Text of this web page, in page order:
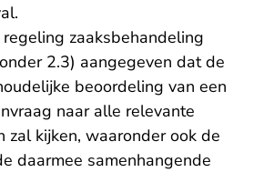
zaaksbehandeling
2.3) aangegeven dat de
beoordeling van een
naar alle relevante
zal kijken, waaronder ook de
daarmee samenhangende